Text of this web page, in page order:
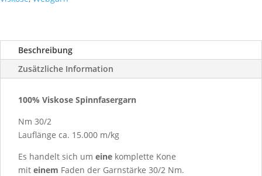
Menge
Beschreibung
Zusätzliche Information
100% Viskose Spinnfasergarn
Nm 30/2
Lauflänge ca. 15.000 m/kg
Es handelt sich um eine komplette Kone
mit einem Faden der Garnstärke 30/2 Nm.